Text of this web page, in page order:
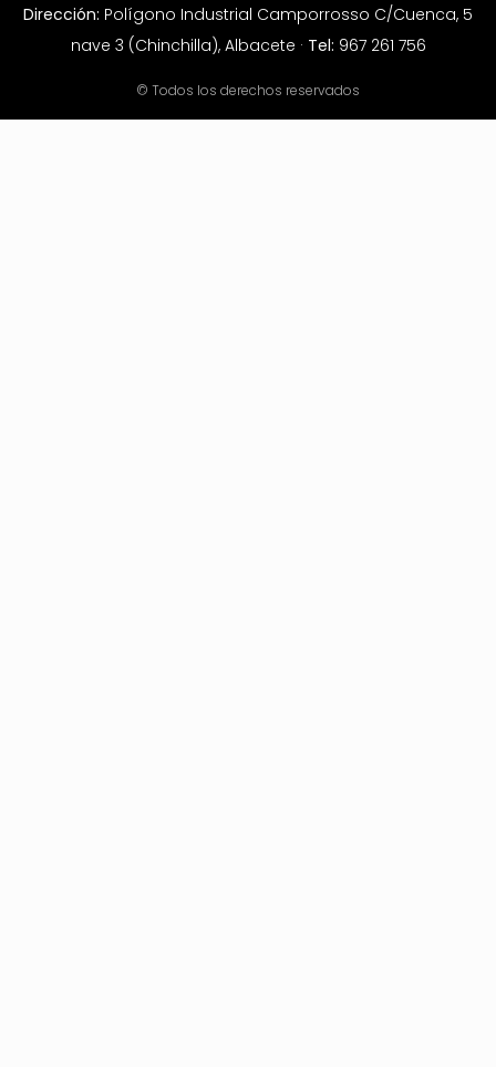
Dirección: Polígono Industrial Camporrosso C/Cuenca, 5
nave 3 (Chinchilla), Albacete · Tel: 967 261 756
© Todos los derechos reservados